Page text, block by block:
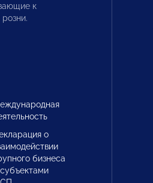
к
о
бизнеса